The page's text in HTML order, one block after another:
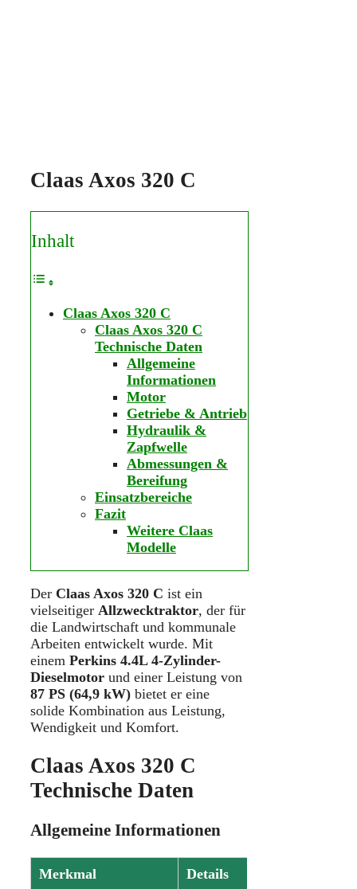
Claas Axos 320 C
Inhalt
Claas Axos 320 C
Claas Axos 320 C
Technische Daten
Allgemeine
Informationen
Motor
Getriebe & Antrieb
Hydraulik &
Zapfwelle
Abmessungen &
Bereifung
Einsatzbereiche
Fazit
Weitere Claas
Modelle
Der Claas Axos 320 C ist ein
vielseitiger Allzwecktraktor, der für
die Landwirtschaft und kommunale
Arbeiten entwickelt wurde. Mit
einem Perkins 4.4L 4-Zylinder-
Dieselmotor und einer Leistung von
87 PS (64,9 kW) bietet er eine
solide Kombination aus Leistung,
Wendigkeit und Komfort.
Claas Axos 320 C
Technische Daten
Allgemeine Informationen
Merkmal Details